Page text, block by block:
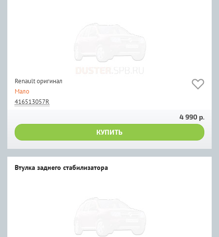
Renault оригинал
Мало
416513057R
4 990 р.
КУПИТЬ
Втулка заднего стабилизатора